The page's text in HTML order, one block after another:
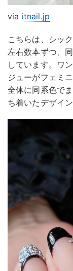
via itnail.jp
こちらは、シッ
左右数本ずつ、
しています。ワ
ジューがフェミ
全体に同系色で
ち着いたデザイン